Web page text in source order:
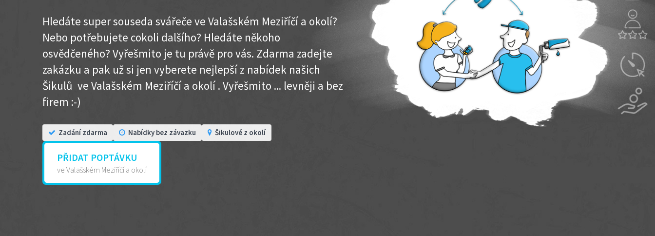
Hledáte super souseda svářeče ve Valašském Meziříčí a okolí?
Nebo potřebujete cokoli dalšího? Hledáte někoho
osvědčeného? Vyřešmito je tu právě pro vás. Zdarma zadejte
zakázku a pak už si jen vyberete nejlepší z nabídek našich
Šikulů ve Valašském Meziříčí a okolí . Vyřešmito ... levněji a bez
firem :-)
Zadání zdarma Nabídky bez závazku Šikulové z okolí
PŘIDAT POPTÁVKU
ve Valašském Meziříčí a okolí